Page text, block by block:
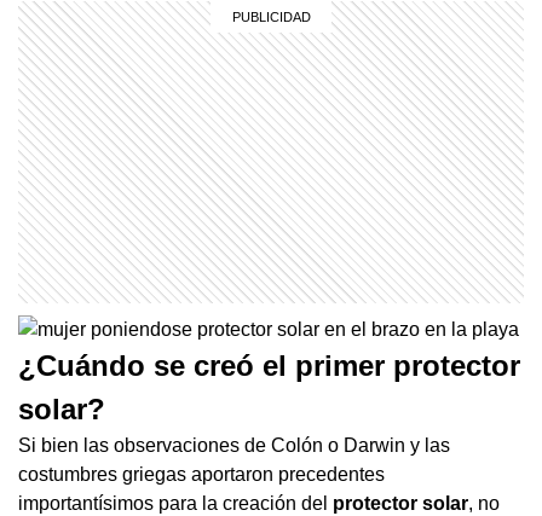
¿Cuándo se creó el primer protector
solar?
Si bien las observaciones de Colón o Darwin y las
costumbres griegas aportaron precedentes
importantísimos para la creación del protector solar, no